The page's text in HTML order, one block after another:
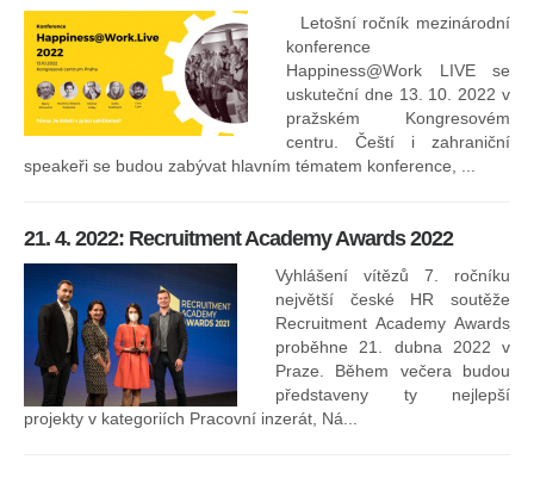
Letošní ročník mezinárodní
konference
Happiness@Work LIVE se
uskuteční dne 13. 10. 2022 v
pražském Kongresovém
centru. Čeští i zahraniční
speakeři se budou zabývat hlavním tématem konference, ...
21. 4. 2022: Recruitment Academy Awards 2022
Vyhlášení vítězů 7. ročníku
největší české HR soutěže
Recruitment Academy Awards
proběhne 21. dubna 2022 v
Praze. Během večera budou
představeny ty nejlepší
projekty v kategoriích Pracovní inzerát, Ná...